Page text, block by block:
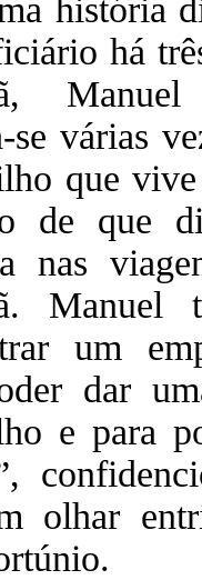
história
há
se várias
que
de que
nas
Manuel
um
dar
e para
olhar